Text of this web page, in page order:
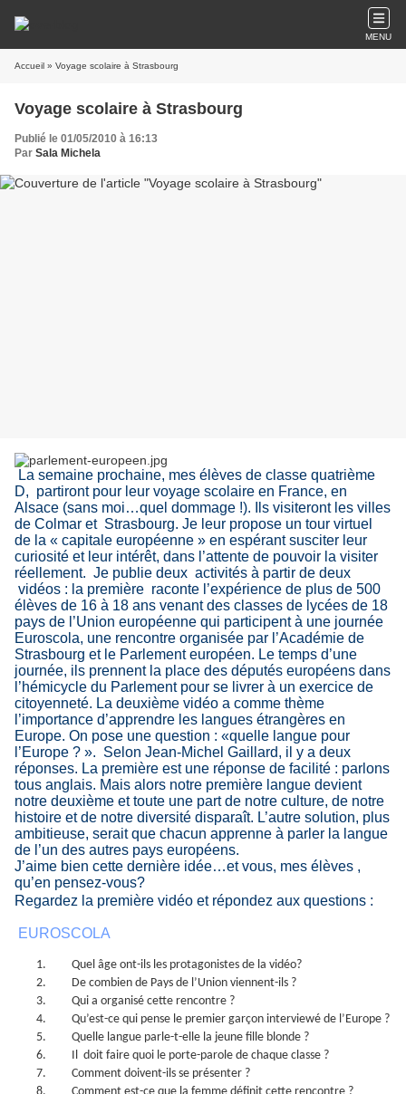
MENU
Accueil » Voyage scolaire à Strasbourg
Voyage scolaire à Strasbourg
Publié le 01/05/2010 à 16:13
Par Sala Michela
La semaine prochaine, mes élèves de classe quatrième
D, partiront pour leur voyage scolaire en France, en
Alsace (sans moi…quel dommage !). Ils visiteront les villes
de Colmar et Strasbourg. Je leur propose un tour virtuel
de la « capitale européenne » en espérant susciter leur
curiosité et leur intérêt, dans l’attente de pouvoir la visiter
réellement. Je publie deux activités à partir de deux
vidéos : la première raconte l’expérience de plus de 500
élèves de 16 à 18 ans venant des classes de lycées de 18
pays de l’Union européenne qui participent à une journée
Euroscola, une rencontre organisée par l’Académie de
Strasbourg et le Parlement européen. Le temps d’une
journée, ils prennent la place des députés européens dans
l’hémicycle du Parlement pour se livrer à un exercice de
citoyenneté. La deuxième vidéo a comme thème
l’importance d’apprendre les langues étrangères en
Europe. On pose une question : «quelle langue pour
l’Europe ? ». Selon Jean-Michel Gaillard, il y a deux
réponses. La première est une réponse de facilité : parlons
tous anglais. Mais alors notre première langue devient
notre deuxième et toute une part de notre culture, de notre
histoire et de notre diversité disparaît. L’autre solution, plus
ambitieuse, serait que chacun apprenne à parler la langue
de l’un des autres pays européens.
J’aime bien cette dernière idée…et vous, mes élèves ,
qu’en pensez-vous?
Regardez la première vidéo et répondez aux questions :
EUROSCOLA
1.
Quel âge ont-ils les protagonistes de la vidéo?
2.
De combien de Pays de l’Union viennent-ils ?
3.
Qui a organisé cette rencontre ?
4.
Qu’est-ce qui pense le premier garçon interviewé de l’Europe ?
5.
Quelle langue parle-t-elle la jeune fille blonde ?
6.
doit faire quoi le porte-parole de chaque classe ?
7.
Comment doivent-ils se présenter ?